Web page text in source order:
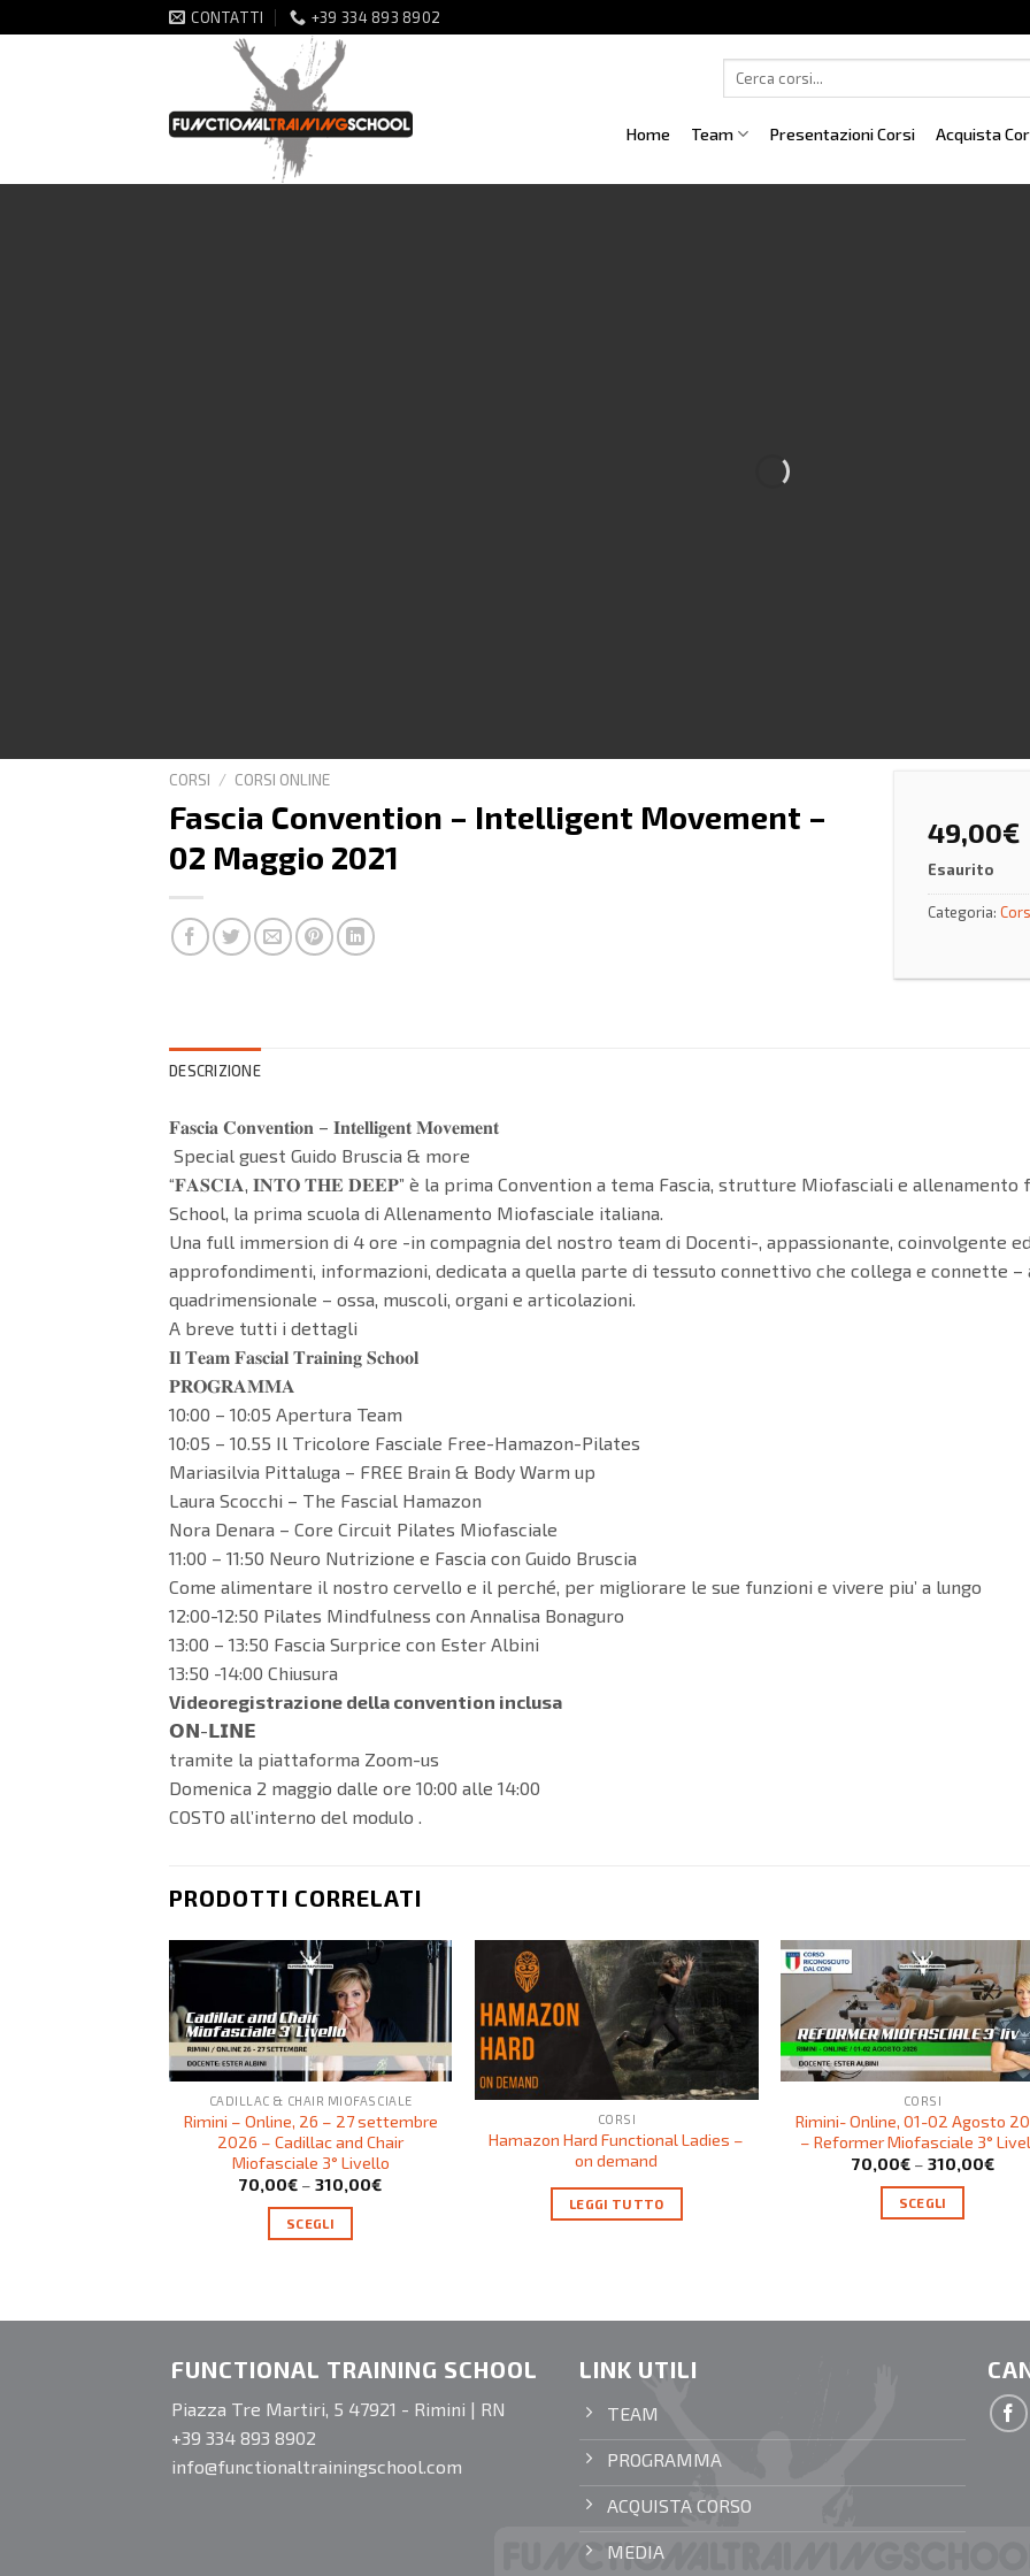
ai
CONTATTI +39 334 893 8902
Home Team Presentazioni Corsi Acquista
CORSI / CORSI ONLINE
Fascia Convention – Intelligent Movement –
02 Maggio 2021
49,00€
Esaurito
Categoria:
DESCRIZIONE
𝐅𝐚𝐬𝐜𝐢𝐚 𝐂𝐨𝐧𝐯𝐞𝐧𝐭𝐢𝐨𝐧 – 𝐈𝐧𝐭𝐞𝐥𝐥𝐢𝐠𝐞𝐧𝐭 𝐌𝐨𝐯𝐞𝐦𝐞𝐧𝐭
Special guest Guido Bruscia & more
“𝐅𝐀𝐒𝐂𝐈𝐀, 𝐈𝐍𝐓𝐎 𝐓𝐇𝐄 𝐃𝐄𝐄𝐏” è la prima Convention a tema Fascia, strutture Miofasciali e allenamento
School, la prima scuola di Allenamento Miofasciale italiana.
Una full immersion di 4 ore -in compagnia del nostro team di Docenti-, appassionante, coinvolgente
approfondimenti, informazioni, dedicata a quella parte di tessuto connettivo che collega e connette –
quadrimensionale – ossa, muscoli, organi e articolazioni.
A breve tutti i dettagli
𝐈𝐥 𝐓𝐞𝐚𝐦 𝐅𝐚𝐬𝐜𝐢𝐚𝐥 𝐓𝐫𝐚𝐢𝐧𝐢𝐧𝐠 𝐒𝐜𝐡𝐨𝐨𝐥
𝐏𝐑𝐎𝐆𝐑𝐀𝐌𝐌𝐀
10:00 – 10:05 Apertura Team
10:05 – 10.55 Il Tricolore Fasciale Free-Hamazon-Pilates
Mariasilvia Pittaluga – FREE Brain & Body Warm up
Laura Scocchi – The Fascial Hamazon
Nora Denara – Core Circuit Pilates Miofasciale
11:00 – 11:50 Neuro Nutrizione e Fascia con Guido Bruscia
Come alimentare il nostro cervello e il perché, per migliorare le sue funzioni e vivere piu’ a lungo
12:00-12:50 Pilates Mindfulness con Annalisa Bonaguro
13:00 – 13:50 Fascia Surprice con Ester Albini
13:50 -14:00 Chiusura
Videoregistrazione della convention inclusa
𝗢𝗡-𝗟𝗜𝗡𝗘
tramite la piattaforma Zoom-us
Domenica 2 maggio dalle ore 10:00 alle 14:00
COSTO all’interno del modulo .
PRODOTTI CORRELATI
CADILLAC & CHAIR MIOFASCIALE
Rimini – Online, 26 – 27 settembre
2026 – Cadillac and Chair
Miofasciale 3° Livello
70,00€ –310,00€
SCEGLI
CORSI
Hamazon Hard Functional Ladies –
on demand
LEGGI TUTTO
CORSI
Rimini- Online, 01-02 Agosto
– Reformer Miofasciale 3°
70,00€– 310,00€
SCEGLI
FUNCTIONAL TRAINING SCHOOL
Piazza Tre Martiri, 5 47921 - Rimini | RN
+39 334 893 8902
info@functionaltrainingschool.com
LINK UTILI
TEAM
PROGRAMMA
ACQUISTA CORSO
MEDIA